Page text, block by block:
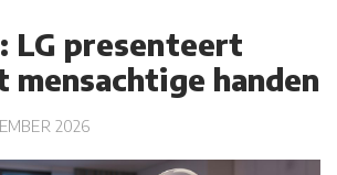
LG presenteert
handen
2026